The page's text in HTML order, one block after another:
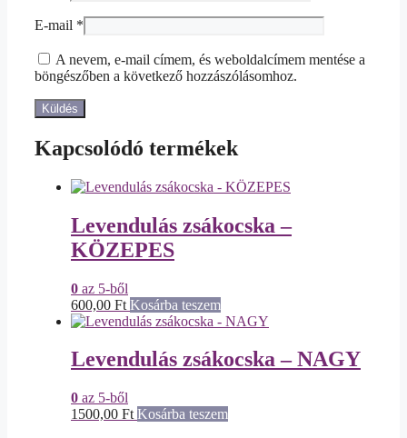
E-mail *
A nevem, e-mail címem, és weboldalcímem mentése a
böngészőben a következő hozzászólásomhoz.
Kapcsolódó termékek
Levendulás zsákocska –
KÖZEPES
0 az 5-ből
600,00 Ft Kosárba teszem
Levendulás zsákocska – NAGY
0 az 5-ből
1500,00 Ft Kosárba teszem